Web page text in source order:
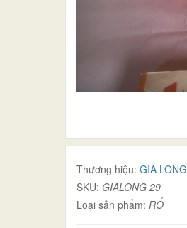
Thương hiệu: GIA LONG
SKU: GIALONG 29
Loại sản phẩm: RỔ